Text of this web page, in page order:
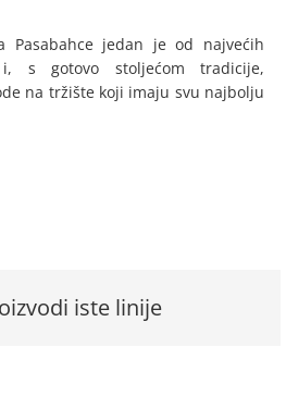
Pasabahce jedan je od najvećih
i, s gotovo stoljećom tradicije,
na tržište koji imaju svu najbolju
iste linije